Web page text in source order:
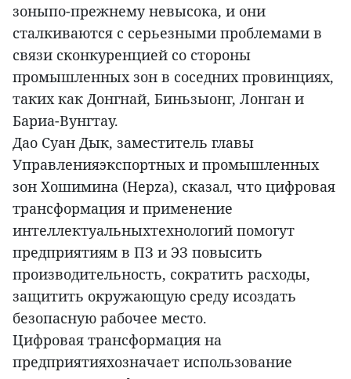
зоныпо-прежнему невысока, и они
сталкиваются с серьезными проблемами в
связи сконкуренцией со стороны
промышленных зон в соседних провинциях,
таких как Донгнай, Биньзыонг, Лонган и
Бариа-Вунгтау.
Дао Суан Дык, заместитель главы
Управленияэкспортных и промышленных
зон Хошимина (Hepza), сказал, что цифровая
трансформация и применение
интеллектуальныхтехнологий помогут
предприятиям в ПЗ и ЭЗ повысить
производительность, сократить расходы,
защитить окружающую среду исоздать
безопасную рабочее место.
Цифровая трансформация на
предприятияхозначает использование